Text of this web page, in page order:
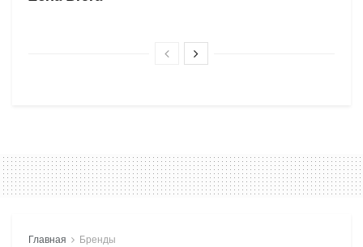
Главная Бренды